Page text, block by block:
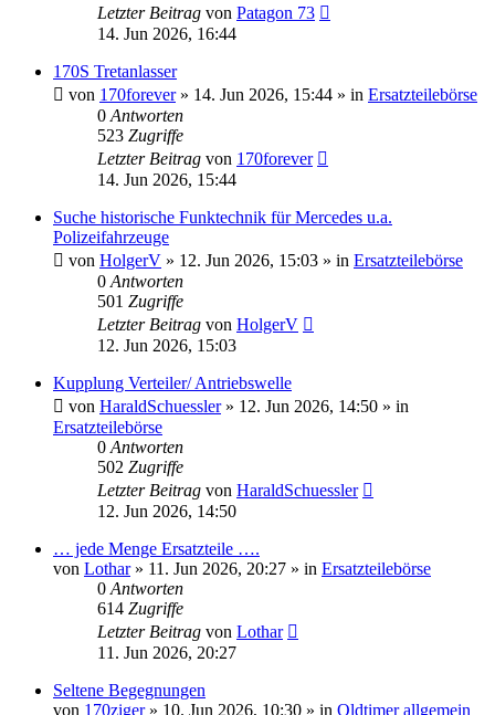
Letzter Beitrag von Patagon 73
14. Jun 2026, 16:44
170S Tretanlasser
von 170forever» 14. Jun 2026, 15:44 » in Ersatzteilebörse
0 Antworten
523 Zugriffe
Letzter Beitrag von 170forever
14. Jun 2026, 15:44
Suche historische Funktechnik für Mercedes u.a.
Polizeifahrzeuge
von HolgerV » 12. Jun 2026, 15:03 » in Ersatzteilebörse
0 Antworten
501 Zugriffe
Letzter Beitrag von HolgerV
12. Jun 2026, 15:03
Kupplung Verteiler/ Antriebswelle
von HaraldSchuessler» 12. Jun 2026, 14:50 » in
Ersatzteilebörse
0 Antworten
502 Zugriffe
Letzter Beitrag von HaraldSchuessler
12. Jun 2026, 14:50
… jede Menge Ersatzteile ….
von Lothar» 11. Jun 2026, 20:27 » in Ersatzteilebörse
0 Antworten
614 Zugriffe
Letzter Beitrag von Lothar
11. Jun 2026, 20:27
Seltene Begegnungen
von 170ziger» 10. Jun 2026, 10:30 » in Oldtimer allgemein